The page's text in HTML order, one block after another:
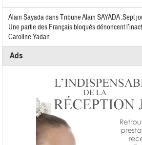
Alain SayadadansTribune Alain SAYADA :Sept
Une partie des Français bloqués dénoncent
Caroline Yadan
Ads